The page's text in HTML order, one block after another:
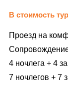
В стоимость
Проезд на
4 ночлега + 4
7 ночлегов + 7